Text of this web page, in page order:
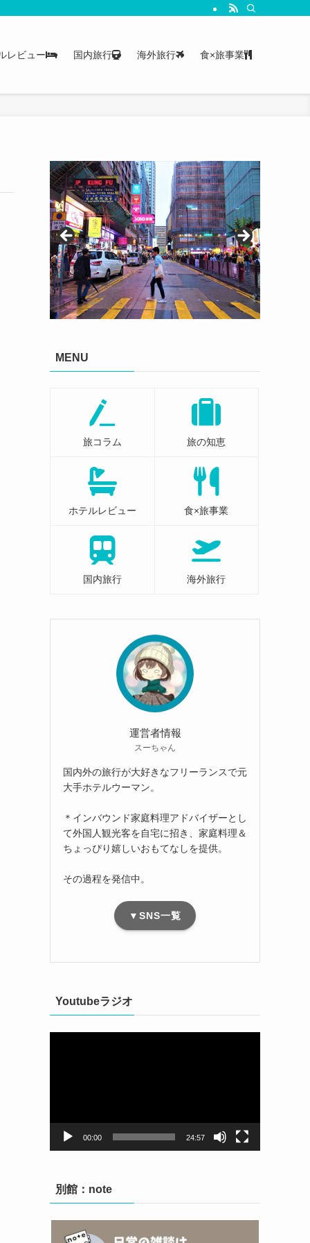
レビュー 国内旅行 海外旅行 食×旅事業
MENU
旅コラム 旅の知恵
ホテルレビュー 食×旅事業
国内旅行 海外旅行
運営者情報
スーちゃん
国内外の旅行が大好きなフリーランスで元
大手ホテルウーマン。
＊インバウンド家庭料理アドバイザーとし
て外国人観光客を自宅に招き、家庭料理＆
ちょっぴり嬉しいおもてなしを提供。
その過程を発信中。
▼SNS一覧
Youtubeラジオ
00:00 24:57
別館：note